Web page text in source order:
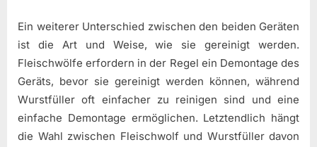
Ein weiterer Unterschied zwischen den beiden Geräten
ist die Art und Weise, wie sie gereinigt werden.
Fleischwölfe erfordern in der Regel ein Demontage des
Geräts, bevor sie gereinigt werden können, während
Wurstfüller oft einfacher zu reinigen sind und eine
einfache Demontage ermöglichen. Letztendlich hängt
die Wahl zwischen Fleischwolf und Wurstfüller davon